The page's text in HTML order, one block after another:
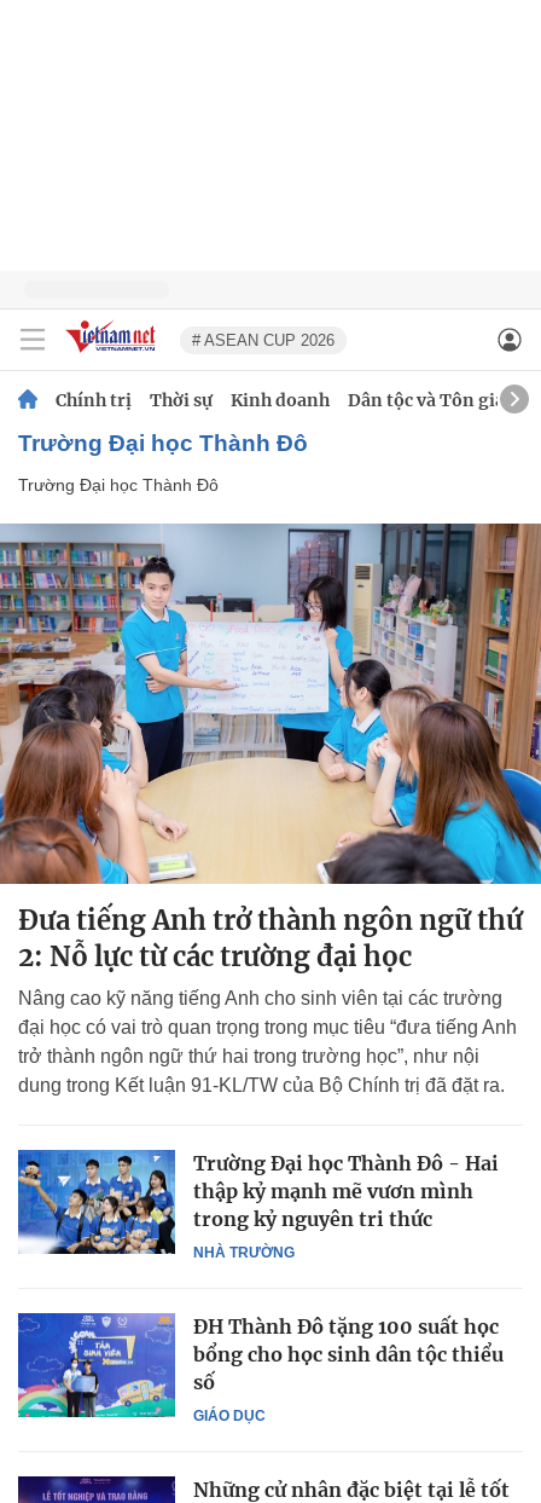
# ASEAN CUP 2026
Chính trị Thời sự Kinh doanh Dân tộc và Tôn giáo
Trường Đại học Thành Đô
Trường Đại học Thành Đô
Đưa tiếng Anh trở thành ngôn ngữ thứ
2: Nỗ lực từ các trường đại học
Nâng cao kỹ năng tiếng Anh cho sinh viên tại các trường
đại học có vai trò quan trọng trong mục tiêu “đưa tiếng Anh
trở thành ngôn ngữ thứ hai trong trường học”, như nội
dung trong Kết luận 91-KL/TW của Bộ Chính trị đã đặt ra.
NHÀ TRƯỜNG
Trường Đại học Thành Đô - Hai
thập kỷ mạnh mẽ vươn mình
trong kỷ nguyên tri thức
GIÁO DỤC
ĐH Thành Đô tặng 100 suất học
bổng cho học sinh dân tộc thiểu
số
Những cử nhân đặc biệt tại lễ tốt